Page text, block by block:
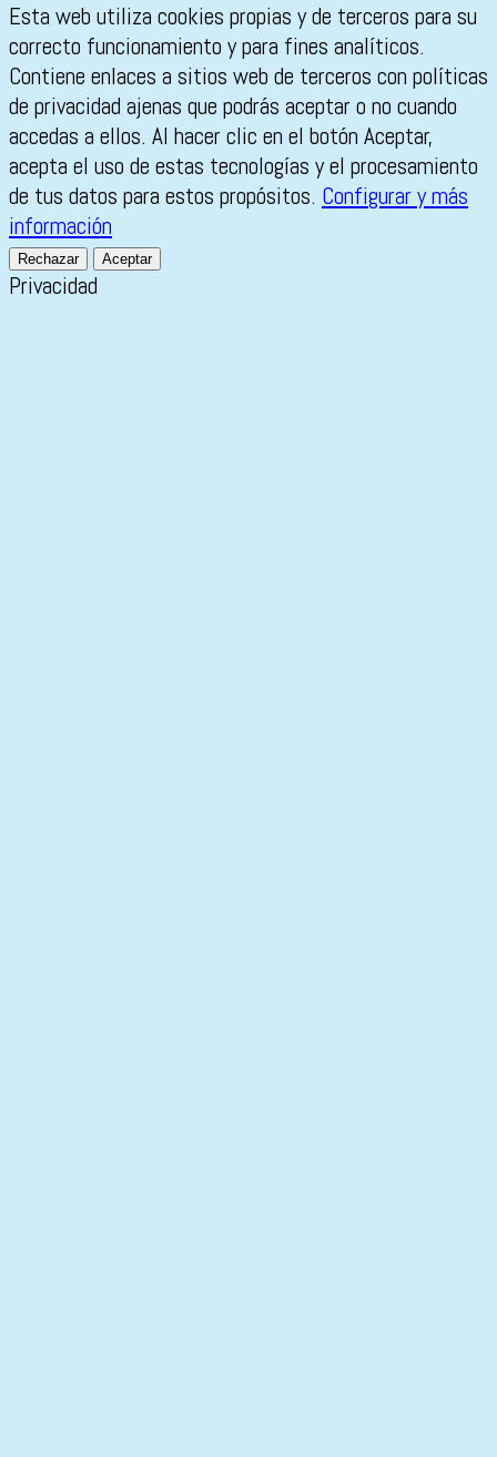
Esta web utiliza cookies propias y de terceros para su
correcto funcionamiento y para fines analíticos.
Contiene enlaces a sitios web de terceros con políticas
de privacidad ajenas que podrás aceptar o no cuando
accedas a ellos. Al hacer clic en el botón Aceptar,
acepta el uso de estas tecnologías y el procesamiento
de tus datos para estos propósitos. Configurar y más
información
Rechazar Aceptar
Privacidad